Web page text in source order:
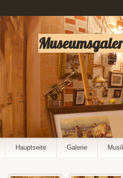
Hauptseite Galerie